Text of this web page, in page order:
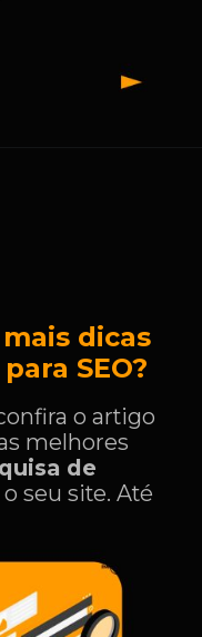
o artigo
melhores
de
o seu site. Até
dicas
SEO?